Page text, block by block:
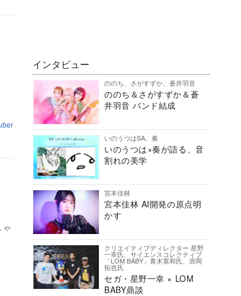
ゃ
インタビュー
ののち、さがすずか、蒼井羽音
ののち＆さがすずか＆蒼
井羽音 バンド結成
いのうつはSA、奏
いのうつは×奏が語る、音
割れの美学
宮本佳林
宮本佳林 AI開発の原点明
かす
クリエイティブディレクター 星野
一幸氏、サイエンスコレクティブ
「LOM BABY」青木寛和氏、浪岡
拓也氏
セガ・星野一幸 × LOM
BABY鼎談